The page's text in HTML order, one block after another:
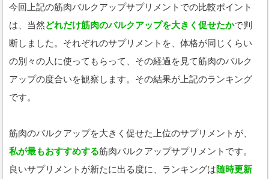
今回上記の筋肉バルクアップサプリメントでの比較ポイント
は、当然どれだけ筋肉のバルクアップを大きく促せたかで判
断しました。それぞれのサプリメントを、体格が同じくらい
の別々の人に使ってもらって、その経過を見て筋肉のバルク
アップの度合いを観察します。その結果が上記のランキング
です。
筋肉のバルクアップを大きく促せた上位のサプリメントが、
私が最もおすすめする筋肉バルクアップサプリメントです。
良いサプリメントが新たに出る度に、ランキングは随時更新